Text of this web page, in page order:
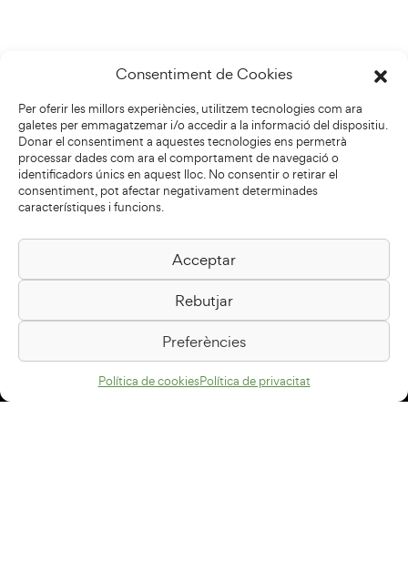
Consentiment de Cookies
Per oferir les millors experiències, utilitzem tecnologies com ara
galetes per emmagatzemar i/o accedir a la informació del dispositiu.
Donar el consentiment a aquestes tecnologies ens permetrà
processar dades com ara el comportament de navegació o
identificadors únics en aquest lloc. No consentir o retirar el
consentiment, pot afectar negativament determinades
característiques i funcions.
Acceptar
Rebutjar
Preferències
Política de cookiesPolítica de privacitat
Biblioteca Pilarin Bayés
Passeig de la Generalitat, 1
08500 Vic